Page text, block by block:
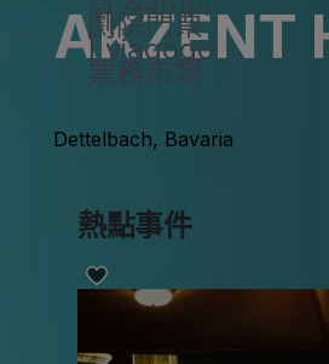
劇院門票
| viagogo
AKZENT
Dettelbach, Bavaria
熱點事件